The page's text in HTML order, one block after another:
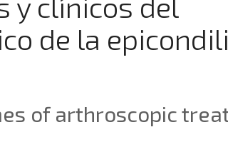
de la
of arthroscopic